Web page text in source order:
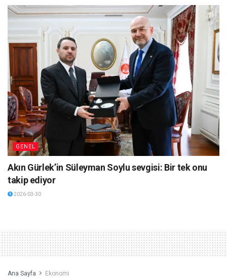
GENEL
Akın Gürlek’in Süleyman Soylu sevgisi: Bir tek onu
takip ediyor
2026-03-30
Ana Sayfa Ekonomi